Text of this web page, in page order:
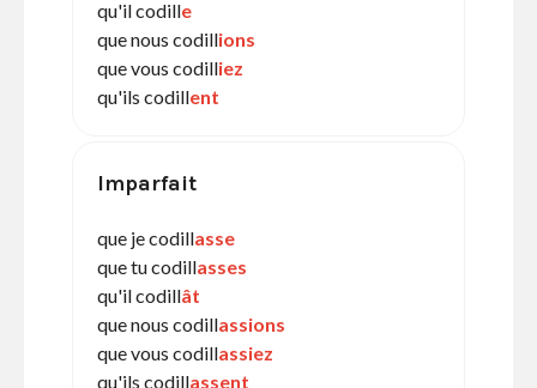
qu'il codille
que nous codillions
que vous codilliez
qu'ils codillent
Imparfait
que je codillasse
que tu codillasses
qu'il codillât
que nous codillassions
que vous codillassiez
qu'ils codillassent